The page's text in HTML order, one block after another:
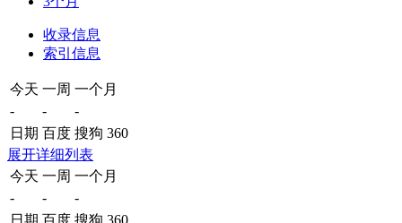
收录信息
索引信息
今天 一周 一个月
-
-
-
日期 百度 搜狗 360
展开详细列表
今天 一周 一个月
-
-
-
日期 百度 搜狗 360